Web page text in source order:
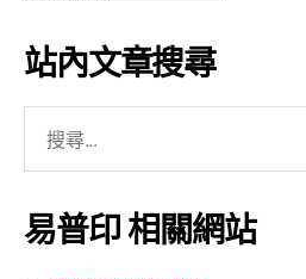
彙
整
站內文章搜尋
關
鍵
字:
易普印 相關網站